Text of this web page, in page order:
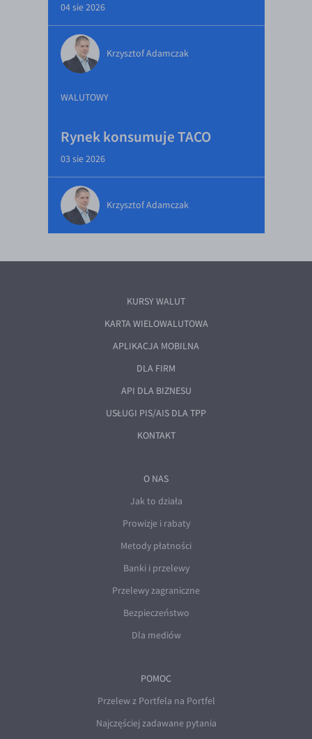
04 sie 2026
Krzysztof Adamczak
WALUTOWY
Rynek konsumuje TACO
03 sie 2026
Krzysztof Adamczak
KURSY WALUT
KARTA WIELOWALUTOWA
APLIKACJA MOBILNA
DLA FIRM
API DLA BIZNESU
USŁUGI PIS/AIS DLA TPP
KONTAKT
O NAS
Jak to działa
Prowizje i rabaty
Metody płatności
Banki i przelewy
Przelewy zagraniczne
Bezpieczeństwo
Dla mediów
POMOC
Przelew z Portfela na Portfel
Najczęściej zadawane pytania